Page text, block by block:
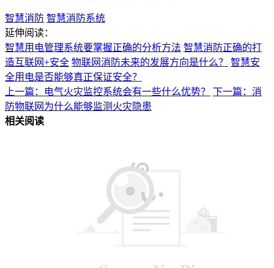
智慧消防 智慧消防系统
延伸阅读：
智慧用电管理系统要掌握正确的分析方法 智慧消防正确的打
造互联网+安全 物联网消防未来的发展方向是什么？
智慧安
全用电是否能够真正保证安全？
上一篇：电气火灾监控系统会有一些什么优势？
下一篇：消
防物联网为什么能够监测火灾隐患
相关阅读